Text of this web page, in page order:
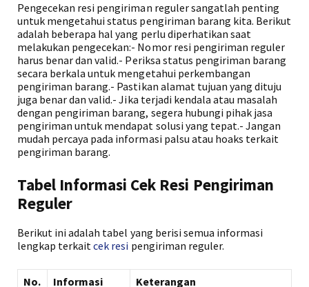
Pengecekan resi pengiriman reguler sangatlah penting
untuk mengetahui status pengiriman barang kita. Berikut
adalah beberapa hal yang perlu diperhatikan saat
melakukan pengecekan:- Nomor resi pengiriman reguler
harus benar dan valid.- Periksa status pengiriman barang
secara berkala untuk mengetahui perkembangan
pengiriman barang.- Pastikan alamat tujuan yang dituju
juga benar dan valid.- Jika terjadi kendala atau masalah
dengan pengiriman barang, segera hubungi pihak jasa
pengiriman untuk mendapat solusi yang tepat.- Jangan
mudah percaya pada informasi palsu atau hoaks terkait
pengiriman barang.
Tabel Informasi Cek Resi Pengiriman
Reguler
Berikut ini adalah tabel yang berisi semua informasi
lengkap terkaitcek resi pengiriman reguler.
No. Informasi Keterangan